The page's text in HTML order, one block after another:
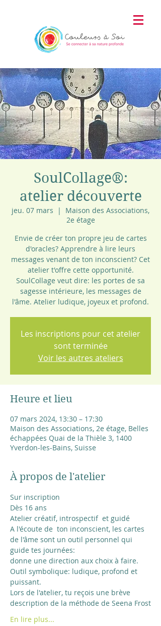
SoulCollage®:
atelier découverte
jeu. 07 mars
  |
Maison des Associations,
2e étage
Envie de créer ton propre jeu de cartes
d'oracles? Apprendre à lire leurs
messages venant de ton inconscient? Cet
atelier t'offre cette opportunité.
SoulCollage veut dire: les portes de sa
sagesse intérieure, les messages de
l'âme. Atelier ludique, joyeux et profond.
Les inscriptions pour cet atelier
sont terminée
Voir les autres ateliers
Heure et lieu
07 mars 2024, 13:30 – 17:30
Maison des Associations, 2e étage, Belles
échappées Quai de la Thièle 3, 1400
Yverdon-les-Bains, Suisse
À propos de l'atelier
Sur inscription
Dès 16 ans
Atelier créatif, introspectif  et guidé
A l'écoute de  ton inconscient, les cartes
de l'âme sont un outil personnel qui
guide tes journées:
donne une direction aux choix à faire.
Outil symbolique: ludique, profond et
puissant.
Lors de l'atelier, tu reçois une brève
description de la méthode de Seena Frost
En lire plus...